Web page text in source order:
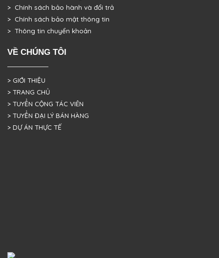
> Chính sách bảo hành và đổi trả
> Chính sách bảo mật thông tin
> Thông tin chuyển khoản
VỀ CHÚNG TÔI
> GIỚI THIỆU
> TRANG CHỦ
> TUYỂN CỘNG TÁC VIÊN
> TUYỂN ĐẠI LÝ BÁN HÀNG
> DỰ ÁN THỰC TẾ